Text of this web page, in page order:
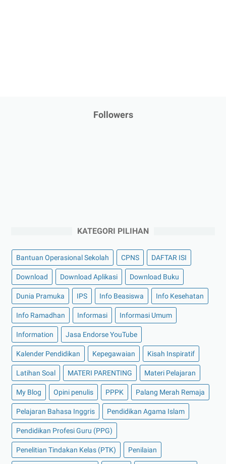
Followers
KATEGORI PILIHAN
Bantuan Operasional Sekolah CPNS DAFTAR ISI
Download Download Aplikasi Download Buku
Dunia Pramuka IPS Info Beasiswa Info Kesehatan
Info Ramadhan Informasi Informasi Umum
Information Jasa Endorse YouTube
Kalender Pendidikan Kepegawaian Kisah Inspiratif
Latihan Soal MATERI PARENTING Materi Pelajaran
My Blog Opini penulis PPPK Palang Merah Remaja
Pelajaran Bahasa Inggris Pendidikan Agama Islam
Pendidikan Profesi Guru (PPG)
Penelitian Tindakan Kelas (PTK) Penilaian